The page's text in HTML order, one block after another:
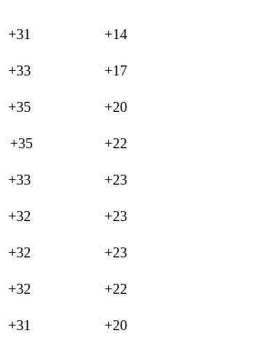
+31
+14
+33
+17
+35
+20
+35
+22
+33
+23
+32
+23
+32
+23
+32
+22
+31
+20